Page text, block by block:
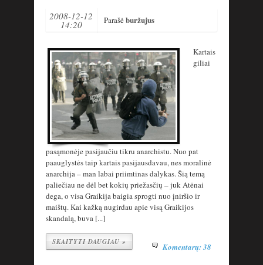
2008-12-12
14:20 Parašėburžujus
Kartais
giliai
pasąmonėje pasijaučiu tikru anarchistu. Nuo pat
paauglystės taip kartais pasijausdavau, nes moralinė
anarchija – man labai priimtinas dalykas. Šią temą
paliečiau ne dėl bet kokių priežasčių – juk Atėnai
dega, o visa Graikija baigia sprogti nuo įniršio ir
maištų. Kai kažką nugirdau apie visą Graikijos
skandalą, buva [...]
SKAITYTI DAUGIAU » Komentarų: 38